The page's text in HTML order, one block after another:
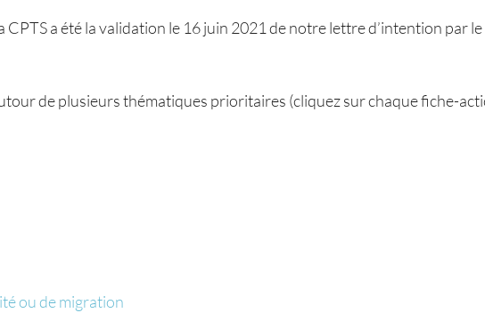
a été la validation le 16 juin 2021 de notre lettre d’intention par
de plusieurs thématiques prioritaires (cliquez sur chaque fiche-
ou de migration